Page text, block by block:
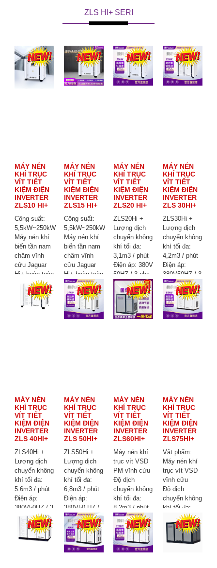
ZLS HI+ SERI
MÁY NÉN
KHÍ TRỤC
VÍT TIẾT
KIỆM ĐIỆN
INVERTER
ZLS10 HI+
Công suất:
5,5kW~250kW
Máy nén khí
biến tần nam
châm vĩnh
cửu Jaguar
Hi+ hoàn toàn
mới mang lại
hiệu suất cao,
tiết kiệm năng
lượng và vận
MÁY NÉN
KHÍ TRỤC
VÍT TIẾT
KIỆM ĐIỆN
INVERTER
ZLS15 HI+
Công suất:
5,5kW~250kW
Máy nén khí
biến tần nam
châm vĩnh
cửu Jaguar
Hi+ hoàn toàn
mới mang lại
hiệu suất cao,
tiết kiệm năng
lượng và vận
hành ổn định.
MÁY NÉN
KHÍ TRỤC
VÍT TIẾT
KIỆM ĐIỆN
INVERTER
ZLS20 HI+
ZLS20Hi +
Lượng dịch
chuyển không
khí tối đa:
3,1m3 / phút
Điện áp: 380V
50HZ / 3 pha
Công suất:
15KW / 20HP
Áp suất: 8
BAR
Kích thước:
MÁY NÉN
KHÍ TRỤC
VÍT TIẾT
KIỆM ĐIỆN
INVERTER
ZLS 30HI+
ZLS30Hi +
Lượng dịch
chuyển không
khí tối đa:
4,2m3 / phút
Điện áp:
380V50HZ / 3
pha
Công suất:
22KW / 30HP
Áp suất: 8
BAR
MÁY NÉN
KHÍ TRỤC
VÍT TIẾT
KIỆM ĐIỆN
INVERTER
ZLS 40HI+
ZLS40Hi +
Lượng dịch
chuyển không
khí tối đa:
5.6m3 / phút
Điện áp:
380V50HZ / 3
pha
Công suất:
30KW / 40HP
MÁY NÉN
KHÍ TRỤC
VÍT TIẾT
KIỆM ĐIỆN
INVERTER
ZLS 50HI+
ZLS50Hi +
Lượng dịch
chuyển không
khí tối đa:
6,8m3 / phút
Điện áp:
380V50 HZ /
3 pha
Công suất:
37KW / 50HP
Áp suất: 8
BAR
MÁY NÉN
KHÍ TRỤC
VÍT TIẾT
KIỆM ĐIỆN
INVERTER
ZLS60HI+
Máy nén khí
trục vít VSD
PM vĩnh cửu
Độ dịch
chuyển không
khí tối đa:
8.2m3 / phút
Công suất:
45kw / 60hp
Áp suất: 8bar
Kích thước:
1550 * 1000 *
MÁY NÉN
KHÍ TRỤC
VÍT TIẾT
KIỆM ĐIỆN
INVERTER
ZLS75HI+
Vật phẩm:
Máy nén khí
trục vít VSD
vĩnh cửu
Độ dịch
chuyển không
khí tối đa:
11m3 / phút
Công suất:
55kw / 75hp
Áp suất: 8bar